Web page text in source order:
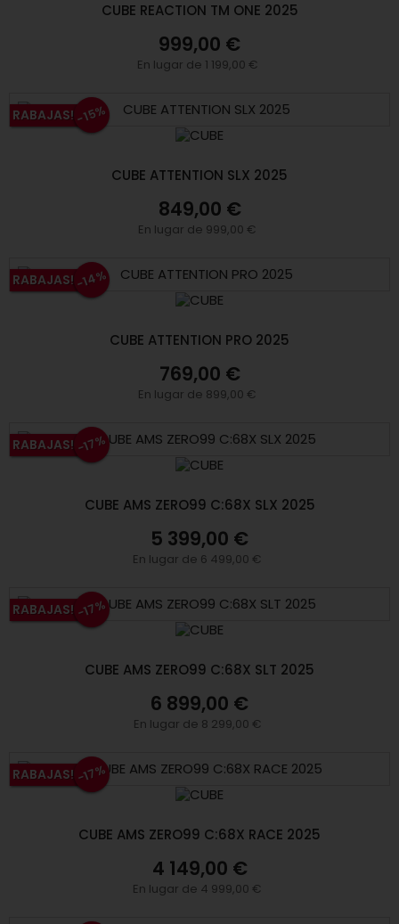
CUBE REACTION TM ONE 2025
999,00 €
En lugar de 1 199,00 €
RABAJAS! -15%
CUBE ATTENTION SLX 2025
849,00 €
En lugar de 999,00 €
RABAJAS! -14%
CUBE ATTENTION PRO 2025
769,00 €
En lugar de 899,00 €
RABAJAS! -17%
CUBE AMS ZERO99 C:68X SLX 2025
5 399,00 €
En lugar de 6 499,00 €
RABAJAS! -17%
CUBE AMS ZERO99 C:68X SLT 2025
6 899,00 €
En lugar de 8 299,00 €
RABAJAS! -17%
CUBE AMS ZERO99 C:68X RACE 2025
4 149,00 €
En lugar de 4 999,00 €